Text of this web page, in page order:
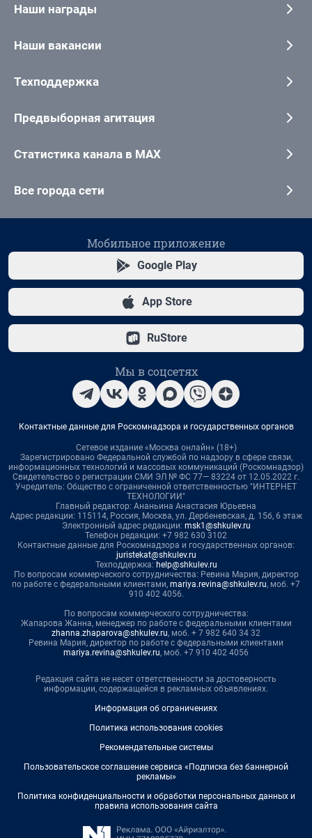
Наши награды
Наши вакансии
Техподдержка
Предвыборная агитация
Статистика канала в MAX
Все города сети
Мобильное приложение
Google Play
App Store
RuStore
Мы в соцсетях
Контактные данные для Роскомнадзора и государственных органов
Сетевое издание «Москва онлайн» (18+)
Зарегистрировано Федеральной службой по надзору в сфере связи,
информационных технологий и массовых коммуникаций (Роскомнадзор)
Свидетельство о регистрации СМИ ЭЛ № ФС 77— 83224 от 12.05.2022 г.
Учредитель: Общество с ограниченной ответственностью "ИНТЕРНЕТ
ТЕХНОЛОГИИ"
Главный редактор: Ананьина Анастасия Юрьевна
Адрес редакции: 115114, Россия, Москва, ул. Дербеневская, д. 15б, 6 этаж
Электронный адрес редакции: msk1@shkulev.ru
Телефон редакции: +7 982 630 3102
Контактные данные для Роскомнадзора и государственных органов:
juristekat@shkulev.ru
Техподдержка: help@shkulev.ru
По вопросам коммерческого сотрудничества: Ревина Мария, директор
по работе с федеральными клиентами, mariya.revina@shkulev.ru, моб. +7
910 402 4056.
По вопросам коммерческого сотрудничества:
Жапарова Жанна, менеджер по работе с федеральными клиентами
zhanna.zhaparova@shkulev.ru, моб. + 7 982 640 34 32
Ревина Мария, директор по работе с федеральными клиентами
mariya.revina@shkulev.ru, моб. +7 910 402 4056
Редакция сайта не несет ответственности за достоверность
информации, содержащейся в рекламных объявлениях.
Информация об ограничениях
Политика использования cookies
Рекомендательные системы
Пользовательское соглашение сервиса «Подписка без баннерной
рекламы»
Политика конфиденциальности и обработки персональных данных и
правила использования сайта